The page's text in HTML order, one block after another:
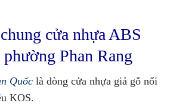
cửa nhựa ABS
Phan Rang
Quốc là dòng cửa nhựa giả gỗ nổi
KOS.